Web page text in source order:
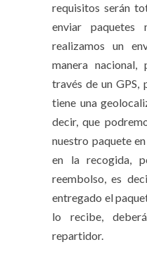
requisitos serán
enviar paquetes
realizamos un
manera nacional,
través de un GPS,
tiene una
decir, que
nuestro paquete
en la recogida,
reembolso, es
entregado el
lo recibe,
repartidor.